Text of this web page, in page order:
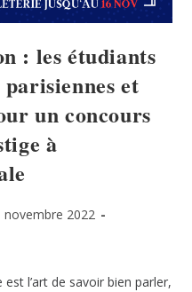
: les étudiants
et
un concours
à
novembre 2022
l’art de savoir bien parler,